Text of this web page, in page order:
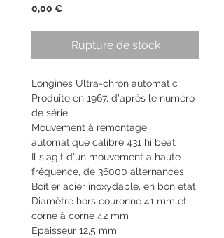
0,00 €Prix
Rupture de stock
Longines Ultra-chron automatic
Produite en 1967, d'après le numéro
de série
Mouvement à remontage
automatique calibre 431 hi beat
Il s'agit d'un mouvement a haute
fréquence, de 36000 alternances
Boitier acier inoxydable, en bon état
Diamètre hors couronne 41 mm et
corne à corne 42 mm
Épaisseur 12,5 mm